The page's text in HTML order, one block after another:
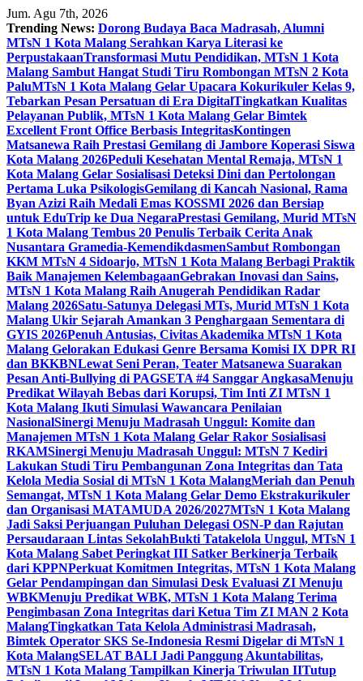
Skip
to
content
Jum. Agu 7th, 2026
Trending News: Dorong Budaya Baca Madrasah, Alumni
MTsN 1 Kota Malang Serahkan Karya Literasi ke
PerpustakaanTransformasi Mutu Pendidikan, MTsN 1 Kota
Malang Sambut Hangat Studi Tiru Rombongan MTsN 2 Kota
PaluMTsN 1 Kota Malang Gelar Upacara Kokurikuler Kelas 9,
Tebarkan Pesan Persatuan di Era DigitalTingkatkan Kualitas
Pelayanan Publik, MTsN 1 Kota Malang Gelar Bimtek
Excellent Front Office Berbasis IntegritasKontingen
Matsanewa Raih Prestasi Gemilang di Jambore Koperasi Siswa
Kota Malang 2026Peduli Kesehatan Mental Remaja, MTsN 1
Kota Malang Gelar Sosialisasi Deteksi Dini dan Pertolongan
Pertama Luka PsikologisGemilang di Kancah Nasional, Rama
Byan Azizi Raih Medali Emas KOSSMI 2026 dan Bersiap
untuk EduTrip ke Dua NegaraPrestasi Gemilang, Murid MTsN
1 Kota Malang Tembus 20 Penulis Terbaik Cerita Anak
Nusantara Gramedia-KemendikdasmenSambut Rombongan
KKM MTsN 4 Sidoarjo, MTsN 1 Kota Malang Berbagi Praktik
Baik Manajemen KelembagaanGebrakan Inovasi dan Sains,
MTsN 1 Kota Malang Raih Anugerah Pendidikan Radar
Malang 2026Satu-Satunya Delegasi MTs, Murid MTsN 1 Kota
Malang Ukir Sejarah Amankan 3 Penghargaan Sementara di
GYIS 2026Penuh Antusias, Civitas Akademika MTsN 1 Kota
Malang Gelorakan Edukasi Genre Bersama Komisi IX DPR RI
dan BKKBNLewat Seni Peran, Teater Matsanewa Suarakan
Pesan Anti-Bullying di PAGSETA #4 Sanggar AngkasaMenuju
Predikat Wilayah Bebas dari Korupsi, Tim Inti ZI MTsN 1
Kota Malang Ikuti Simulasi Wawancara Penilaian
NasionalSinergi Menuju Madrasah Unggul: Komite dan
Manajemen MTsN 1 Kota Malang Gelar Rakor Sosialisasi
RKAMSinergi Menuju Madrasah Unggul: MTsN 7 Kediri
Lakukan Studi Tiru Pembangunan Zona Integritas dan Tata
Kelola Media Sosial di MTsN 1 Kota MalangMeriah dan Penuh
Semangat, MTsN 1 Kota Malang Gelar Demo Ekstrakurikuler
dan Organisasi MATAMUDA 2026/2027MTsN 1 Kota Malang
Jadi Saksi Perjuangan Puluhan Delegasi OSN-P dan Rajutan
Persaudaraan Lintas SekolahBukti Tatakelola Unggul, MTsN 1
Kota Malang Sabet Peringkat III Satker Berkinerja Terbaik
dari KPPNPerkuat Komitmen Integritas, MTsN 1 Kota Malang
Gelar Pendampingan dan Simulasi Desk Evaluasi ZI Menuju
WBKMenuju Predikat WBK, MTsN 1 Kota Malang Terima
Pengimbasan Zona Integritas dari Ketua Tim ZI MAN 2 Kota
MalangTingkatkan Tata Kelola Administrasi Madrasah,
Bimtek Operator SKS Se-Indonesia Resmi Digelar di MTsN 1
Kota MalangSELAT BALI Jadi Panggung Akuntabilitas,
MTsN 1 Kota Malang Tampilkan Kinerja Triwulan IITutup